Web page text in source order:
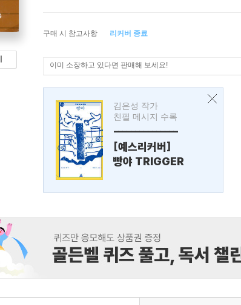
구매 시 참고사항 리커버 종료
이미 소장하고 있다면 판매해 보세요!
김은성 작가
친필 메시지 수록
---------------
[예스리커버]
빵야 TRIGGER